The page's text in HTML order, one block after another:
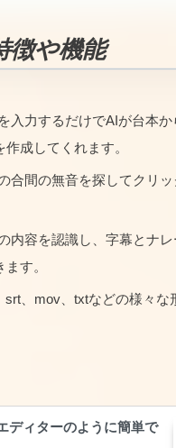
徴や機能
入力するだけでAIが台本か
成してくれます。
合間の無音を探してクリ
内容を認識し、字幕とナ
す。
srt、mov、txtなどの様々な
ディターのように簡単で